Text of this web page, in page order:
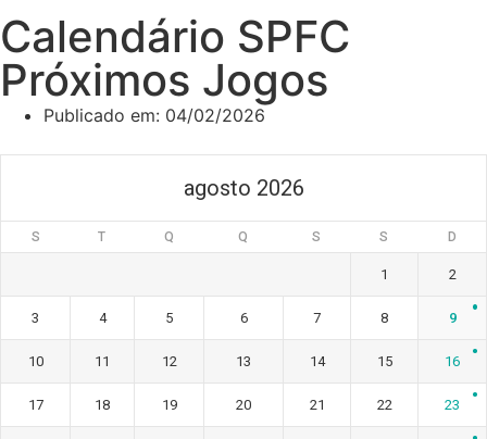
Calendário SPFC
Próximos Jogos
Publicado em: 04/02/2026
agosto 2026
S T Q Q S S D
1 2
3 4 5 6 7 8 9
10 11 12 13 14 15 16
17 18 19 20 21 22 23